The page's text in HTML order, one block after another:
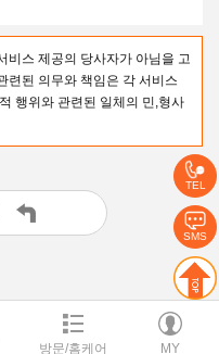
TEL
SMS
스 제공의 당사자가 아님을 고
련된 의무와 책임은 각 서비스
행위와 관련된 일체의 민,형사
방문/홈케어 MY